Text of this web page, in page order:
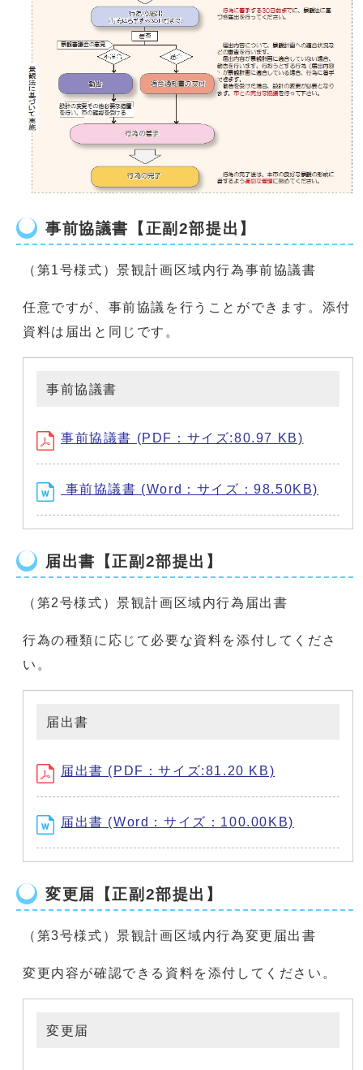
事前協議書【正副2部提出】
（第1号様式）景観計画区域内行為事前協議書
任意ですが、事前協議を行うことができます。添付
資料は届出と同じです。
事前協議書
事前協議書 (PDF：サイズ:80.97 KB)
事前協議書 (Word：サイズ：98.50KB)
届出書【正副2部提出】
（第2号様式）景観計画区域内行為届出書
行為の種類に応じて必要な資料を添付してくださ
い。
届出書
届出書 (PDF：サイズ:81.20 KB)
届出書 (Word：サイズ：100.00KB)
変更届【正副2部提出】
（第3号様式）景観計画区域内行為変更届出書
変更内容が確認できる資料を添付してください。
変更届